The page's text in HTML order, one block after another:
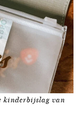
kinderbijslag van